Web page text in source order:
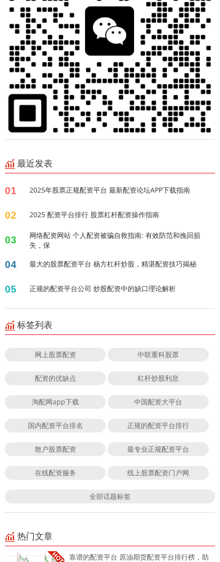
最近发表
01 2025年股票正规配资平台 最新配资论坛APP下载指南
02 2025 配资平台排行 股票杠杆配资操作指南
03
网络配资网站 个人配资被骗自救指南: 有效防范和挽回损
失，保
04 最大的股票配资平台 杨方杠杆炒股，精湛配资技巧揭秘
05 正规的配资平台公司 炒股配资中的缺口理论解析
标签列表
网上股票配资 中联重科股票
配资的优缺点 杠杆炒股利息
淘配网app下载 中国配资大平台
国内配资平台排名 正规的配资平台排行
散户股票配资 最专业正规配资平台
在线配资服务 线上股票配资门户网
全部话题标签
热门文章
靠谱的配资平台 原油期货配资平台排行榜，助